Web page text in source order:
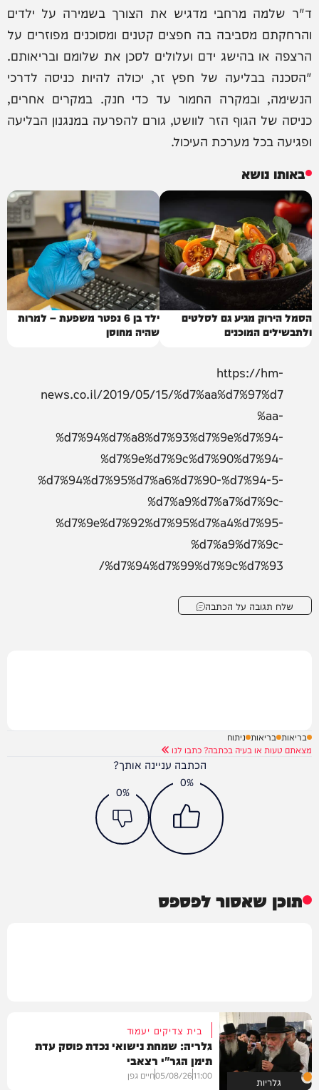
ד"ר שלמה מרחבי מדגיש את הצורך בשמירה על ילדים
והרחקתם מסביבה בה חפצים קטנים ומסוכנים מפוזרים על
הרצפה או בהישג ידם ועלולים לסכן את שלומם ובריאותם.
"הסכנה בבליעה של חפץ זר, יכולה להיות כניסה לדרכי
הנשימה, ובמקרה החמור עד כדי חנק. במקרים אחרים,
כניסה של הגוף הזר לוושט, גורם להפרעה במנגנון הבליעה
ופגיעה בכל מערכת העיכול.
באותו נושא
הסמל הירוק מגיע גם לסלטים
ולתבשילים המוכנים
ילד בן 6 נפטר משפעת – למרות
שהיה מחוסן
https://hm-
news.co.il/2019/05/15/%d7%aa%d7%97%d7
%aa-
%d7%94%d7%a8%d7%93%d7%9e%d7%94-
%d7%9e%d7%9c%d7%90%d7%94-
%d7%94%d7%95%d7%a6%d7%90-%d7%94-5-
%d7%a9%d7%a7%d7%9c-
%d7%9e%d7%92%d7%95%d7%a4%d7%95-
%d7%a9%d7%9c-
%d7%94%d7%99%d7%9c%d7%93/
שלח תגובה על הכתבה
בריאות בריאות ניתוח
מצאתם טעות או בעיה בכתבה? כתבו לנו
הכתבה עניינה אותך?
0%
0%
תוכן שאסור לפספס
גלריות
בית צדיקים יעמוד
גלריה: שמחת נישואי נכדת פוסק עדת
תימן הגר"י רצאבי
11:00
05/08/26חיים גפן